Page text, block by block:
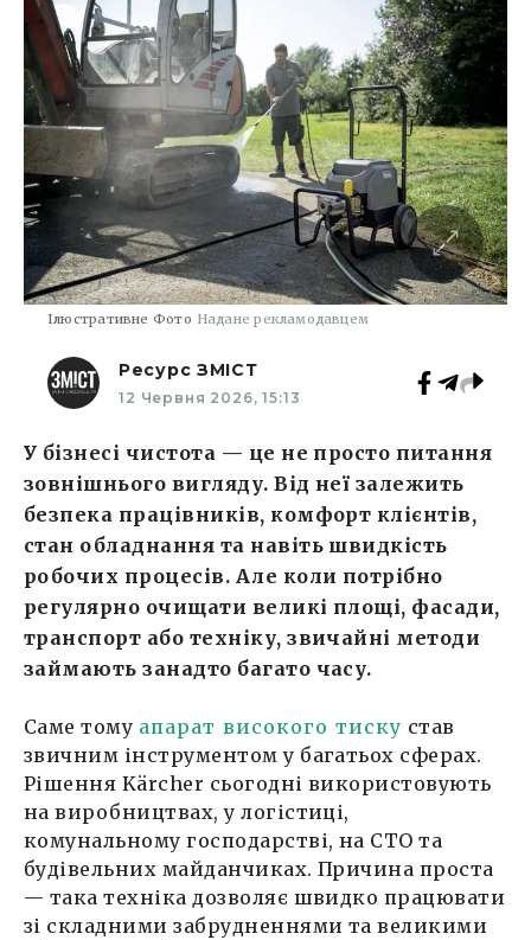
Ілюстративне Фото Надане рекламодавцем
Ресурс ЗМІСТ
12 Червня 2026, 15:13
У бізнесі чистота — це не просто питання
зовнішнього вигляду. Від неї залежить
безпека працівників, комфорт клієнтів,
стан обладнання та навіть швидкість
робочих процесів. Але коли потрібно
регулярно очищати великі площі, фасади,
транспорт або техніку, звичайні методи
займають занадто багато часу.
Саме тому апарат високого тиску став
звичним інструментом у багатьох сферах.
Рішення Kärcher сьогодні використовують
на виробництвах, у логістиці,
комунальному господарстві, на СТО та
будівельних майданчиках. Причина проста
— така техніка дозволяє швидко працювати
зі складними забрудненнями та великими